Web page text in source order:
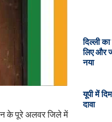
के पूरे अलवर जिले में
दिल्ली
लिए और
नया
यूपी में
दावा